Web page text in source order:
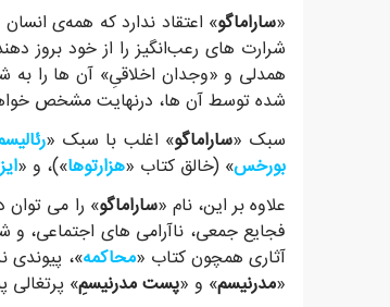
«ساراماگو» اعتقاد ندارد که همه‌ی
شرارت های رعب‌انگیز را از خود بروز
همدلی و «وجدان اخلاقیِ» آن ها را به
شده توسط آن ها، درنهایت مشخص
سبک «ساراماگو» اغلب با سبک «
بورخس» (خالق کتاب «هزارتوها»)، و «
علاوه بر این، نام «ساراماگو» را می توان
فجایع جمعی، ناآرامی های اجتماعی، و
آثاری همچون کتاب «محاکمه»،
«مدرنیسم» و «پست مدرنیسمِ» پرتغالی